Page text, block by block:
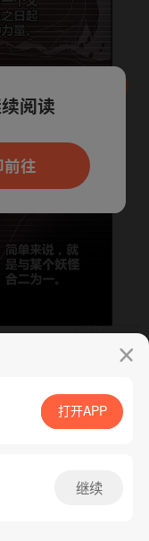
App免费看
免费看
打开APP
继续
开App新用
阅读
前往